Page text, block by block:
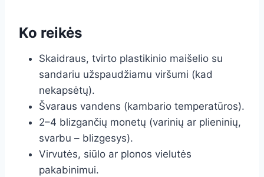
Ko reikės
Skaidraus, tvirto plastikinio maišelio su
sandariu užspaudžiamu viršumi (kad
nekapsėtų).
Švaraus vandens (kambario temperatūros).
2–4 blizgančių monetų (varinių ar plieninių,
svarbu – blizgesys).
Virvutės, siūlo ar plonos vielutės
pakabinimui.